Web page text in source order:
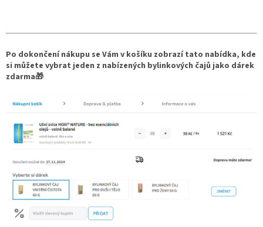
Po dokončení nákupu se Vám v košíku zobrazí tato nabídka, kde
si můžete vybrat jeden z nabízených bylinkových čajů jako dárek
zdarma🎁